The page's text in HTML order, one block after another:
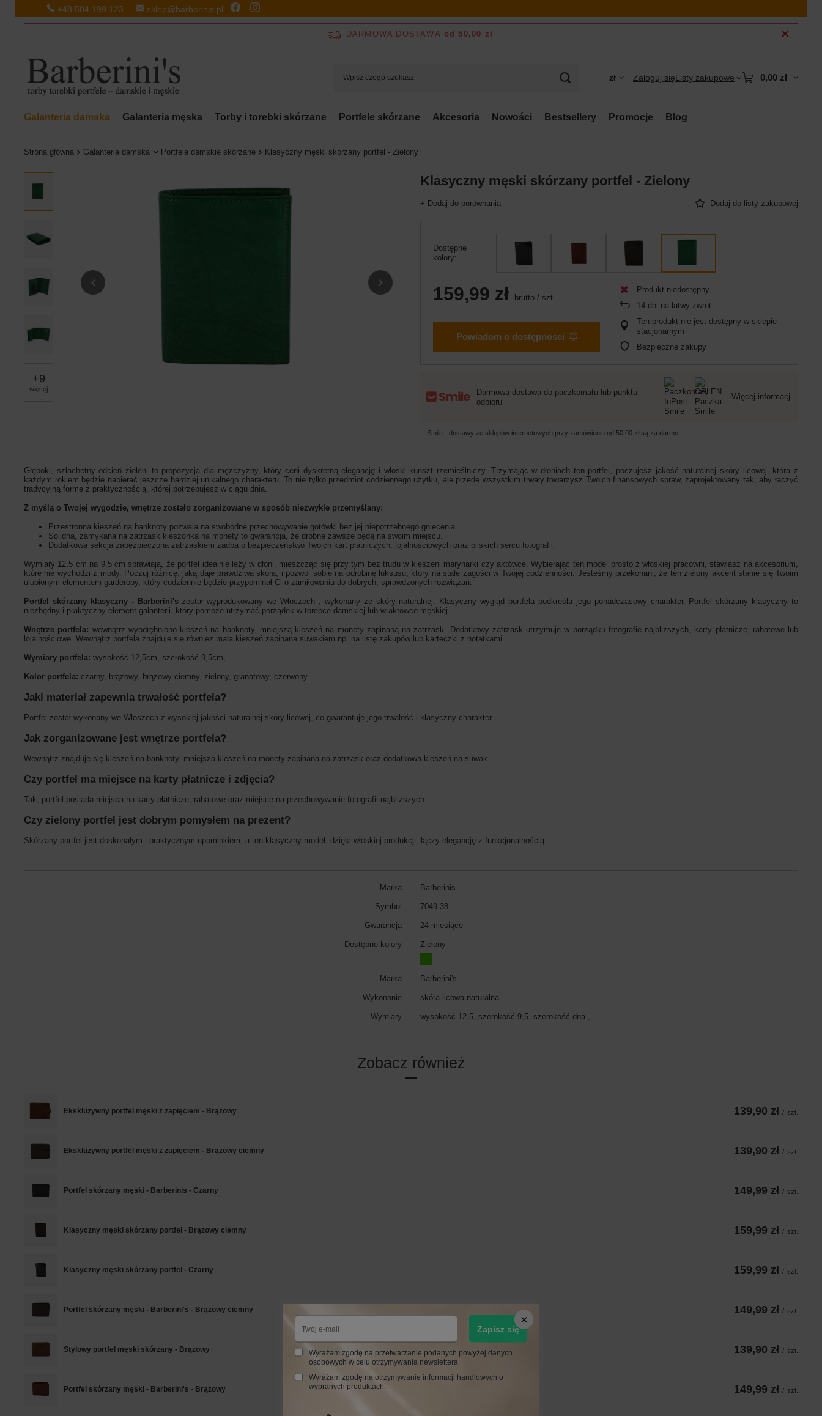
+48 504 199 123 sklep@barberinis.pl
DARMOWA DOSTAWA od 50,00 zł
zł Zaloguj sięListy zakupowe 0,00 zł
Galanteria damska Galanteria męska Torby i torebki skórzane Portfele skórzane Akcesoria Nowości Bestsellery Promocje Blog
Strona główna Galanteria damska Portfele damskie skórzane Klasyczny męski skórzany portfel - Zielony
+9
więcej
Klasyczny męski skórzany portfel - Zielony
+ Dodaj do porównania Dodaj do listy zakupowej
Dostępne
kolory
159,99 zł brutto / szt.
Powiadom o dostępności
Produkt niedostępny
14 dni na łatwy zwrot
Ten produkt nie jest dostępny w sklepie
stacjonarnym
Bezpieczne zakupy
Darmowa dostawa do paczkomatu lub punktu
odbioru
Więcej informacji
Smile - dostawy ze sklepów internetowych przy zamówieniu od 50,00 zł są za darmo.
Głęboki, szlachetny odcień zieleni to propozycja dla mężczyzny, który ceni dyskretną elegancję i włoski kunszt rzemieślniczy. Trzymając w dłoniach ten portfel, poczujesz jakość naturalnej skóry licowej, która z
każdym rokiem będzie nabierać jeszcze bardziej unikalnego charakteru. To nie tylko przedmiot codziennego użytku, ale przede wszystkim trwały towarzysz Twoich finansowych spraw, zaprojektowany tak, aby łączyć
tradycyjną formę z praktycznością, której potrzebujesz w ciągu dnia.
Z myślą o Twojej wygodzie, wnętrze zostało zorganizowane w sposób niezwykle przemyślany:
Przestronna kieszeń na banknoty pozwala na swobodne przechowywanie gotówki bez jej niepotrzebnego gniecenia.
Solidna, zamykana na zatrzask kieszonka na monety to gwarancja, że drobne zawsze będą na swoim miejscu.
Dodatkowa sekcja zabezpieczona zatrzaskiem zadba o bezpieczeństwo Twoich kart płatniczych, lojalnościowych oraz bliskich sercu fotografii.
Wymiary 12,5 cm na 9,5 cm sprawiają, że portfel idealnie leży w dłoni, mieszcząc się przy tym bez trudu w kieszeni marynarki czy aktówce. Wybierając ten model prosto z włoskiej pracowni, stawiasz na akcesorium,
które nie wychodzi z mody. Poczuj różnicę, jaką daje prawdziwa skóra, i pozwól sobie na odrobinę luksusu, który na stałe zagości w Twojej codzienności. Jesteśmy przekonani, że ten zielony akcent stanie się Twoim
ulubionym elementem garderoby, który codziennie będzie przypominał Ci o zamiłowaniu do dobrych, sprawdzonych rozwiązań.
Portfel skórzany klasyczny - Barberini'szostał wyprodukowany we Włoszech , wykonany ze skóry naturalnej. Klasyczny wygląd portfela podkreśla jego ponadczasowy charakter. Portfel skórzany klasyczny to
niezbędny i praktyczny element galanterii, który pomoże utrzymać porządek w torebce damskiej lub w aktówce męskiej.
Wnętrze portfela: wewnątrz wyodrębniono kieszeń na banknoty, mniejszą kieszeń na monety zapinaną na zatrzask. Dodatkowy zatrzask utrzymuje w porządku fotografie najbliższych, karty płatnicze, rabatowe lub
lojalnościowe. Wewnątrz portfela znajduje się również mała kieszeń zapinana suwakiem np. na listę zakupów lub karteczki z notatkami.
Wymiary portfela: wysokość 12,5cm, szerokość 9,5cm,
Kolor portfela: czarny, brązowy, brązowy ciemny, zielony, granatowy, czerwony
Jaki materiał zapewnia trwałość portfela?
Portfel został wykonany we Włoszech z wysokiej jakości naturalnej skóry licowej, co gwarantuje jego trwałość i klasyczny charakter.
Jak zorganizowane jest wnętrze portfela?
Wewnątrz znajduje się kieszeń na banknoty, mniejsza kieszeń na monety zapinana na zatrzask oraz dodatkowa kieszeń na suwak.
Czy portfel ma miejsce na karty płatnicze i zdjęcia?
Tak, portfel posiada miejsca na karty płatnicze, rabatowe oraz miejsce na przechowywanie fotografii najbliższych.
Czy zielony portfel jest dobrym pomysłem na prezent?
Skórzany portfel jest doskonałym i praktycznym upominkiem, a ten klasyczny model, dzięki włoskiej produkcji, łączy elegancję z funkcjonalnością.
Marka Barberinis
Symbol 7049-38
Gwarancja 24 miesiące
Dostępne kolory Zielony
Marka Barberini's
Wykonanie skóra licowa naturalna
Wymiary wysokość 12,5, szerokość 9,5, szerokość dna ,
Zobacz również
Ekskluzywny portfel męski z zapięciem - Brązowy 139,90 zł / szt.
Ekskluzywny portfel męski z zapięciem - Brązowy ciemny 139,90 zł / szt.
Portfel skórzany męski - Barberinis - Czarny 149,99 zł / szt.
Klasyczny męski skórzany portfel - Brązowy ciemny 159,99 zł / szt.
Klasyczny męski skórzany portfel - Czarny 159,99 zł / szt.
Portfel skórzany męski - Barberini's - Brązowy ciemny 149,99 zł / szt.
Stylowy portfel męski skórzany - Brązowy 139,90 zł / szt.
Portfel skórzany męski - Barberini's - Brązowy 149,99 zł / szt.
Zapisz się
Wyrażam zgodę na przetwarzanie podanych powyżej danych
osobowych w celu otrzymywania newslettera
Wyrażam zgodę na otrzymywanie informacji handlowych o
wybranych produktach.